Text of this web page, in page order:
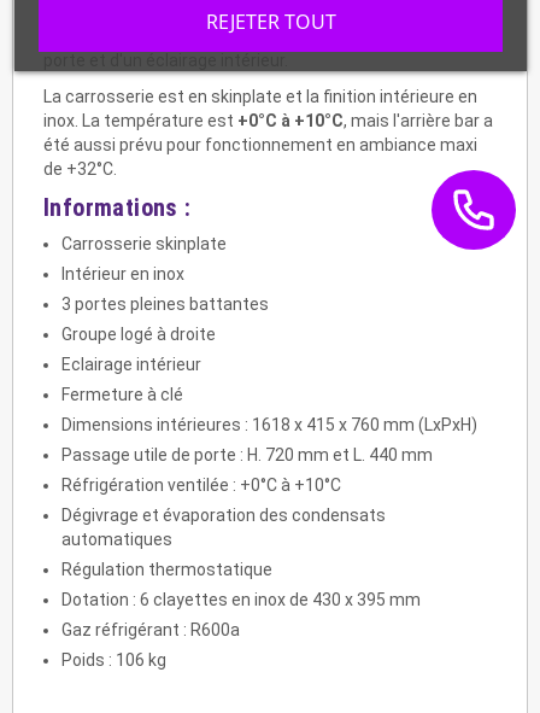
pleines battantes. Un appareil professionnel avec
réfrigération ventilée, équipé de 2 clayettes en inox par
La carrosserie est en skinplate et la finition intérieure en
inox. La température est +0°C à +10°C, mais l'arrière bar a
été aussi prévu pour fonctionnement en ambiance maxi
de +32°C.
Informations :
Carrosserie skinplate
Intérieur en inox
3 portes pleines battantes
Groupe logé à droite
Eclairage intérieur
Fermeture à clé
Dimensions intérieures : 1618 x 415 x 760 mm (LxPxH)
Passage utile de porte : H. 720 mm et L. 440 mm
Réfrigération ventilée : +0°C à +10°C
Dégivrage et évaporation des condensats
automatiques
Régulation thermostatique
Dotation : 6 clayettes en inox de 430 x 395 mm
Gaz réfrigérant : R600a
Poids : 106 kg
REJETER TOUT